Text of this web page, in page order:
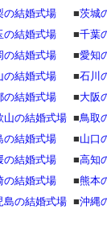
の結婚式場 ■茨城
の結婚式場 ■千葉
の結婚式場 ■愛知
の結婚式場 ■石川
の結婚式場 ■大阪
山の結婚式場 ■鳥取
の結婚式場 ■山口
の結婚式場 ■高知
の結婚式場 ■熊本
島の結婚式場 ■沖縄